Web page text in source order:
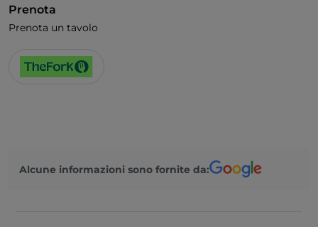
Cocktail
Diners Club
Google Pay
Prenota
Prenota un tavolo
Alcune informazioni sono fornite da: